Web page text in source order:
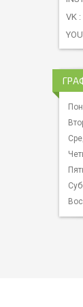
VK